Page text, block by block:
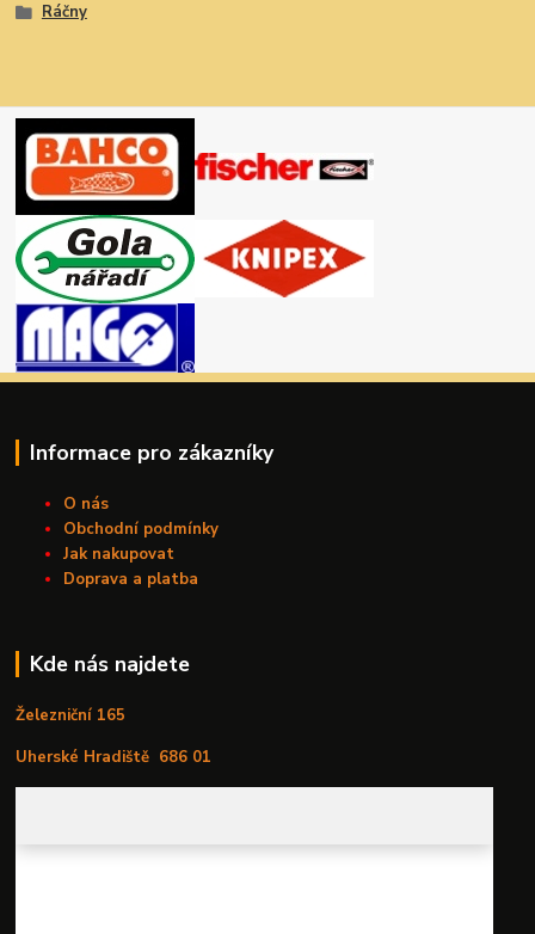
Ráčny
Informace pro zákazníky
O nás
Obchodní podmínky
Jak nakupovat
Doprava a platba
Kde nás najdete
Železniční 165
Uherské Hradiště 686 01